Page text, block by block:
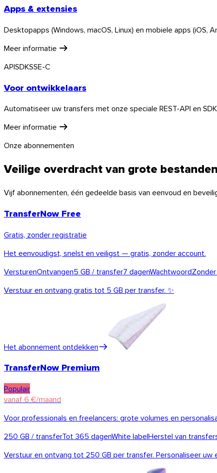
Linux
Mobiel
iOS
Apps & extensies
Desktopapps (Windows, macOS, Linux) en mobiele apps (iOS,
Meer informatie
APISDKSSE-C
Voor ontwikkelaars
Automatiseer uw transfers met onze speciale REST-API en
Meer informatie
Onze abonnementen
Veilige overdracht van grote
Vijf abonnementen, één gedeelde basis van eenvoud en
TransferNow Free
Gratis, zonder registratie
Het eenvoudigst, snelst en veiligst — gratis, zonder account.
VersturenOntvangen5 GB / transfer7 dagenWachtwoord
Verstuur en ontvang gratis tot 5 GB per transfer. ✨
Het abonnement ontdekken
TransferNow Premium
Populair
vanaf 6 €/maand
Voor professionals en freelancers: grote volumes en
250 GB / transferTot 365 dagenWhite labelHerstel van
Verstuur en ontvang tot 250 GB per transfer. Personaliseer uw